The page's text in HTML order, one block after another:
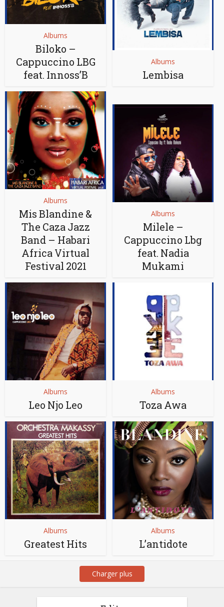
Albums
Biloko –
Cappuccino LBG
feat. Innoss’B
Albums
Lembisa
Albums
Mis Blandine &
The Caza Jazz
Band – Habari
Africa Virtual
Festival 2021
Albums
Milele –
Cappuccino Lbg
feat. Nadia
Mukami
Albums
Leo Njo Leo
Albums
Toza Awa
Albums
Greatest Hits
Albums
L’antidote
Charger plus